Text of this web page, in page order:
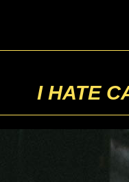
I HATE